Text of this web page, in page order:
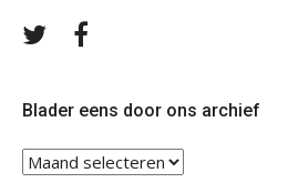
Volg
Blader eens door ons archief
Blader